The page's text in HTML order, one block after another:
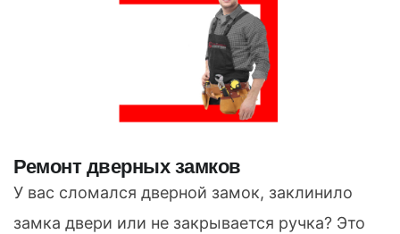
Ремонт дверных замков
У вас сломался дверной замок, заклинило
замка двери или не закрывается ручка? Это